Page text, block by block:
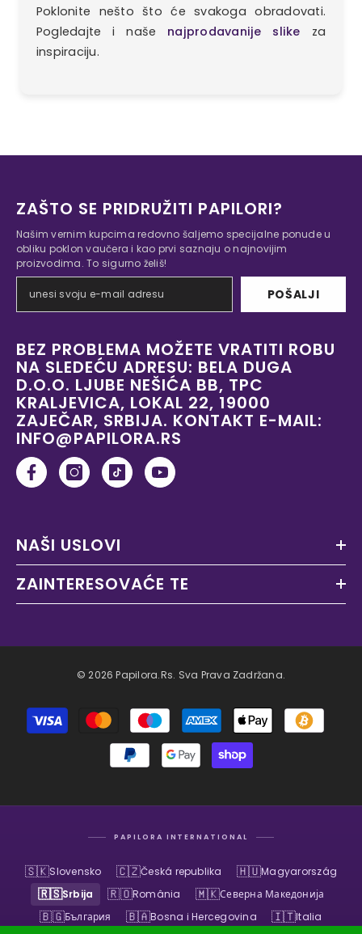
Poklonite nešto što će svakoga obradovati.
Pogledajte i naše najprodavanije slike za
inspiraciju.
ZAŠTO SE PRIDRUŽITI PAPILORI?
Našim vernim kupcima redovno šaljemo specijalne ponude u
obliku poklon vaučera i kao prvi saznaju o najnovijim
proizvodima. To sigurno želiš!
POŠALJI
BEZ PROBLEMA MOŽETE VRATITI ROBU
NA SLEDEĆU ADRESU: BELA DUGA
D.O.O. LJUBE NEŠIĆA BB, TPC
KRALJEVICA, LOKAL 22, 19000
ZAJEČAR, SRBIJA. KONTAKT E-MAIL:
INFO@PAPILORA.RS
NAŠI USLOVI
ZAINTERESOVAĆE TE
© 2026 Papilora.rs. Sva Prava Zadržana.
Načini
plaćanja
PAPILORA INTERNATIONAL
🇸🇰Slovensko 🇨🇿Česká republika 🇭🇺Magyarország
🇷🇸Srbija 🇷🇴România 🇲🇰Северна Македонија
🇧🇬България 🇧🇦Bosna i Hercegovina 🇮🇹Italia